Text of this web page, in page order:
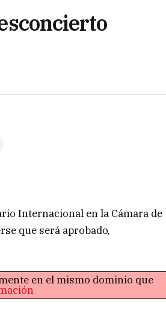
Internacional en la Cámara de
que será aprobado,
en el mismo dominio que